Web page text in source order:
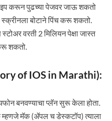
करून पुढच्या पेजवर जाऊ शकतो
बोटाने पिंच करू शकतो.
वरती 2 मिलियन पेक्षा जास्त
शकतो.
of IOS in Marathi):
बनवण्याचा प्लॅन सुरू केला होता.
म्हणजे मॅक (ॲपल च डेस्कटॉप) त्याला